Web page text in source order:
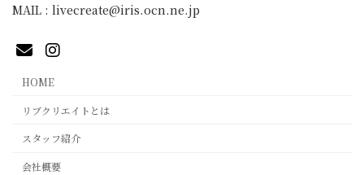
MAIL : livecreate@iris.ocn.ne.jp
HOME
リブクリエイトとは
スタッフ紹介
会社概要